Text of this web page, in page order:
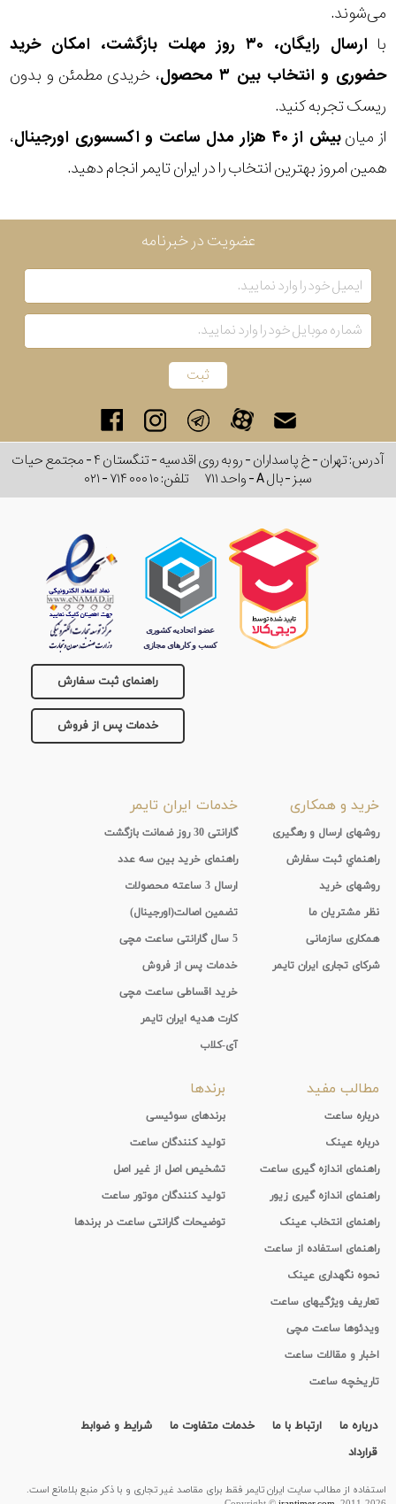
می‌شوند.
با
ارسال رایگان، ۳۰ روز مهلت بازگشت، امکان خرید
حضوری و انتخاب بین ۳ محصول
، خریدی مطمئن و بدون
ریسک تجربه کنید.
از میانبیش از ۴۰ هزار مدل ساعت و اکسسوری اورجینال
،
همین امروز بهترین انتخاب را در ایران تایمر انجام دهید.
رنگ
بکار
رفته
منبع
اصالت
کشور
باتری
عضویت در خبرنامه
آدرس: تهران - خ پاسداران - رو به روی اقدسیه - تنگستان ۴ - مجتمع حیات
سبز - بال A - واحد ۷۱۱
تلفن:۰۲۱ - ۷۱۴ ۰۰۰ ۱۰
راهنمای ثبت سفارش
خدمات پس از فروش
خرید و همکاری
روشهای ارسال و رهگیری
راهنماي ثبت سفارش
روشهای خرید
نظر مشتریان ما
همکاری سازمانی
شرکای تجاری ایران تایمر
خدمات ایران تایمر
گارانتی 30 روز ضمانت بازگشت
راهنمای خرید بین سه عدد
ارسال 3 ساعته محصولات
تضمین اصالت(اورجینال)
5 سال گارانتی ساعت مچی
خدمات پس از فروش
خرید اقساطی ساعت مچی
کارت هدیه ایران تایمر
آی-کلاب
مطالب مفید
درباره ساعت
درباره عینک
راهنمای اندازه گیری ساعت
راهنمای اندازه گیری زیور
راهنمای انتخاب عینک
راهنمای استفاده از ساعت
نحوه نگهداری عینک
تعاریف ویژگیهای ساعت
ویدئوها ساعت مچی
اخبار و مقالات ساعت
تاریخچه ساعت
برندها
برندهای سوئیسی
تولید کنندگان ساعت
تشخیص اصل از غیر اصل
تولید کنندگان موتور ساعت
توضیحات گارانتی ساعت در برندها
درباره ما ارتباط با ما خدمات متفاوت ما
شرایط و ضوابط
قرارداد
استفاده از مطالب سايت ایران تایمر فقط برای مقاصد غیر تجاری و با ذکر منبع بلامانع است.